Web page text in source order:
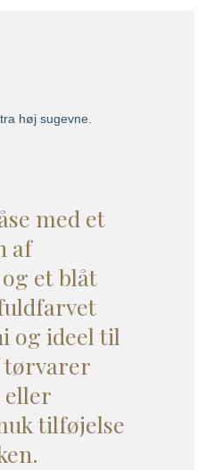
høj sugevne.
med et
af
et blåt
og ideel til
tørvarer
eller
tilføjelse